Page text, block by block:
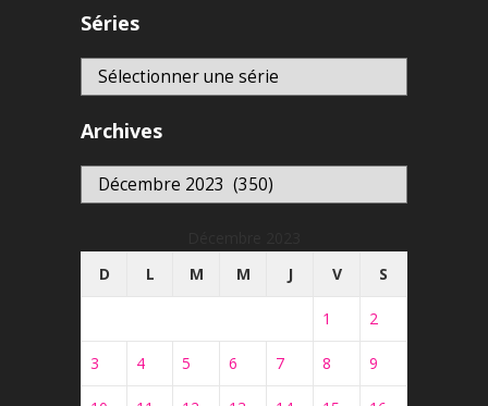
Séries
Archives
Archives
D
L M M J V S
1 2
3 4 5 6 7 8 9